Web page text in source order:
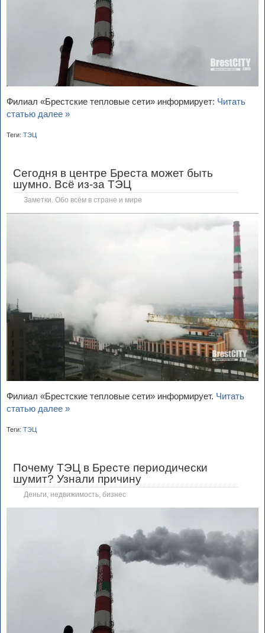
Филиал «Брестские тепловые сети» информирует: Читать
статью далее »
Теги: ТЭЦ
Сегодня в центре Бреста может быть
шумно. Всё из-за ТЭЦ
Заметки. Обо всём в стране и мире
Филиал «Брестские тепловые сети» информирует. Читать
статью далее »
Теги: ТЭЦ
Почему ТЭЦ в Бресте периодически
шумит? Узнали причину
Деньги, недвижимость, бизнес